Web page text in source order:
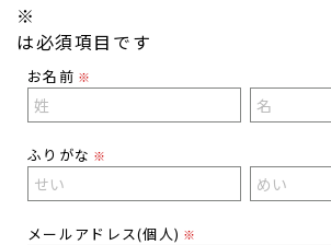
※
は必須項目です
お名前 ※
ふりがな ※
メールアドレス(個人) ※